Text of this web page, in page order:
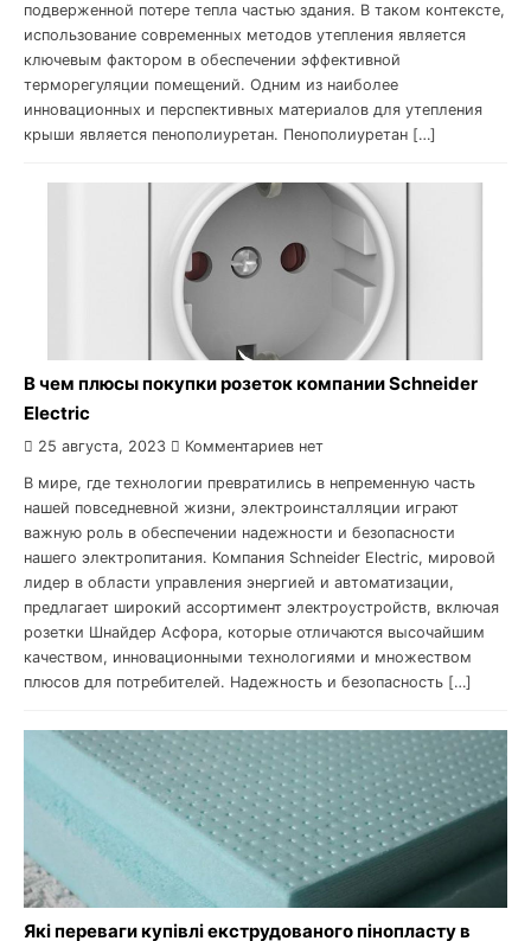
подверженной потере тепла частью здания. В таком контексте,
использование современных методов утепления является
ключевым фактором в обеспечении эффективной
терморегуляции помещений. Одним из наиболее
инновационных и перспективных материалов для утепления
крыши является пенополиуретан. Пенополиуретан […]
В чем плюсы покупки розеток компании Schneider
Electric
25 августа, 2023 Комментариев нет
В мире, где технологии превратились в непременную часть
нашей повседневной жизни, электроинсталляции играют
важную роль в обеспечении надежности и безопасности
нашего электропитания. Компания Schneider Electric, мировой
лидер в области управления энергией и автоматизации,
предлагает широкий ассортимент электроустройств, включая
розетки Шнайдер Асфора, которые отличаются высочайшим
качеством, инновационными технологиями и множеством
плюсов для потребителей. Надежность и безопасность […]
Які переваги купівлі екструдованого пінопласту в